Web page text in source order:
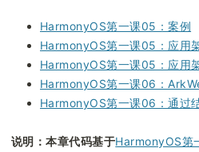
HarmonyOS第一课05：案例
HarmonyOS第一课05：应
HarmonyOS第一课05：应
HarmonyOS第一课06：
HarmonyOS第一课06：通过
说明：本章代码基于HarmonyOS第